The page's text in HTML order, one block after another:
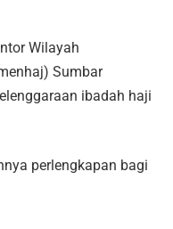
Wilayah
Sumbar
ibadah haji
perlengkapan bagi